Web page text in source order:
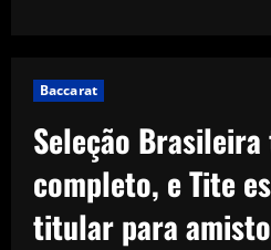
Baccarat
Seleção
completo, e Tite
titular para